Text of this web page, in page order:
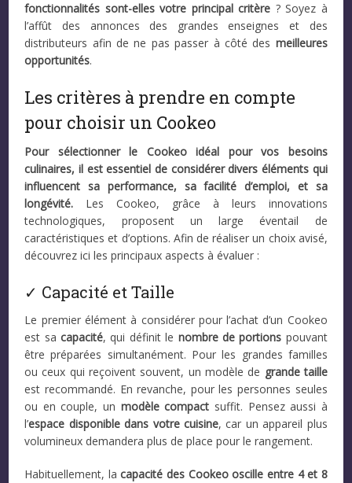
fonctionnalités sont-elles votre principal critère ? Soyez à
l’affût des annonces des grandes enseignes et des
distributeurs afin de ne pas passer à côté des meilleures
opportunités.
Les critères à prendre en compte
pour choisir un Cookeo
Pour sélectionner le Cookeo idéal pour vos besoins
culinaires, il est essentiel de considérer divers éléments qui
influencent sa performance, sa facilité d’emploi, et sa
longévité. Les Cookeo, grâce à leurs innovations
technologiques, proposent un large éventail de
caractéristiques et d’options. Afin de réaliser un choix avisé,
découvrez ici les principaux aspects à évaluer :
✓ Capacité et Taille
Le premier élément à considérer pour l’achat d’un Cookeo
est sacapacité, qui définit le nombre de portions pouvant
être préparées simultanément. Pour les grandes familles
ou ceux qui reçoivent souvent, un modèle de grande taille
est recommandé. En revanche, pour les personnes seules
ou en couple, un modèle compact suffit. Pensez aussi à
l’espace disponible dans votre cuisine, car un appareil plus
volumineux demandera plus de place pour le rangement.
Habituellement, lacapacité des Cookeo oscille entre 4 et 8